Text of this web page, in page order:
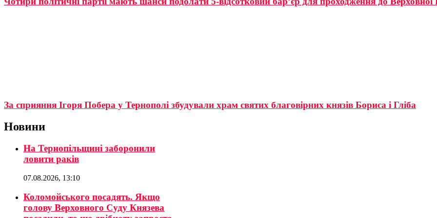
За сприяння Ігоря Побера у Тернополі збудували храм святих благовірних князів Бориса і Гліба
Новини
На Тернопільщині заборонили
ловити раків
07.08.2026, 13:10
Коломойського посадять. Якщо
голову Верховного Суду Князева